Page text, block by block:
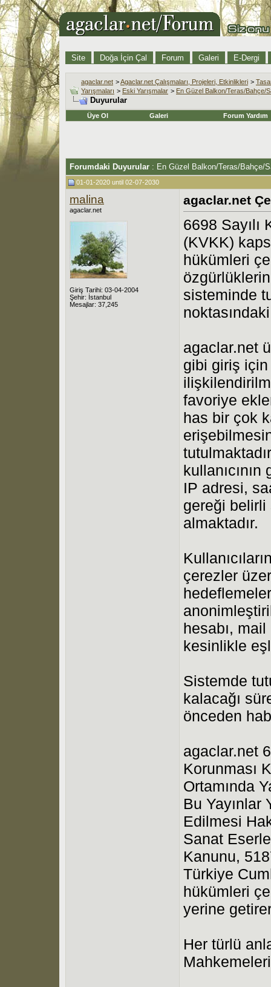
Site Doğa İçin Çal Forum Galeri E-Dergi
agaclar.net >Agaclar.net Çalışmaları, Projeleri, Etkinlikleri >
Yarışmaları > Eski Yarışmalar > En Güzel Balkon/Teras/Bahçe/
Duyurular
Üye Ol Galeri Forum Yardım
Forumdaki Duyurular : En Güzel Balkon/Teras/Bahçe/
01-01-2020 until 02-07-2030
malina
agaclar.net
Giriş Tarihi: 03-04-2004
Şehir: İstanbul
Mesajlar: 37,245
agaclar.net
6698 Sayılı
(KVKK)
hükümleri
sisteminde
agaclar.net
gibi giriş için
favoriye
has bir çok
IP adresi,
gereği belirli
almaktadır.
çerezler
hesabı,
kesinlikle
Sistemde
kalacağı
önceden
agaclar.net
Korunması
Ortamında
Bu
Edilmesi
Sanat
Kanunu,
Türkiye
hükümleri
yerine
Her türlü